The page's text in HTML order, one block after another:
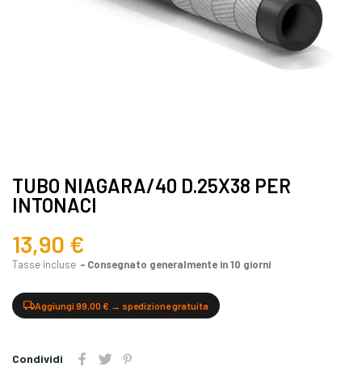
TUBO NIAGARA/40 D.25X38 PER
INTONACI
13,90 €
Tasse incluse Consegnato generalmente in 10 giorni
Aggiungi 99,00 € → spedizione gratuita
Condividi